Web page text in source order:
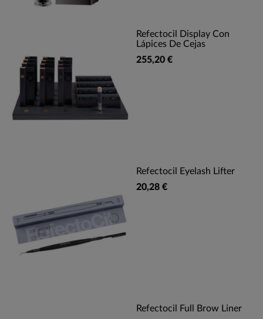
Refectocil Display Con
Lápices De Cejas
255,20 €
Refectocil Eyelash Lifter
20,28 €
Refectocil Full Brow Liner